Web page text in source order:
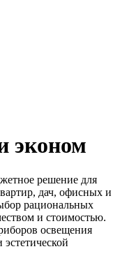
эконом
решение для
дач, офисных и
рациональных
и стоимостью.
освещения
эстетической